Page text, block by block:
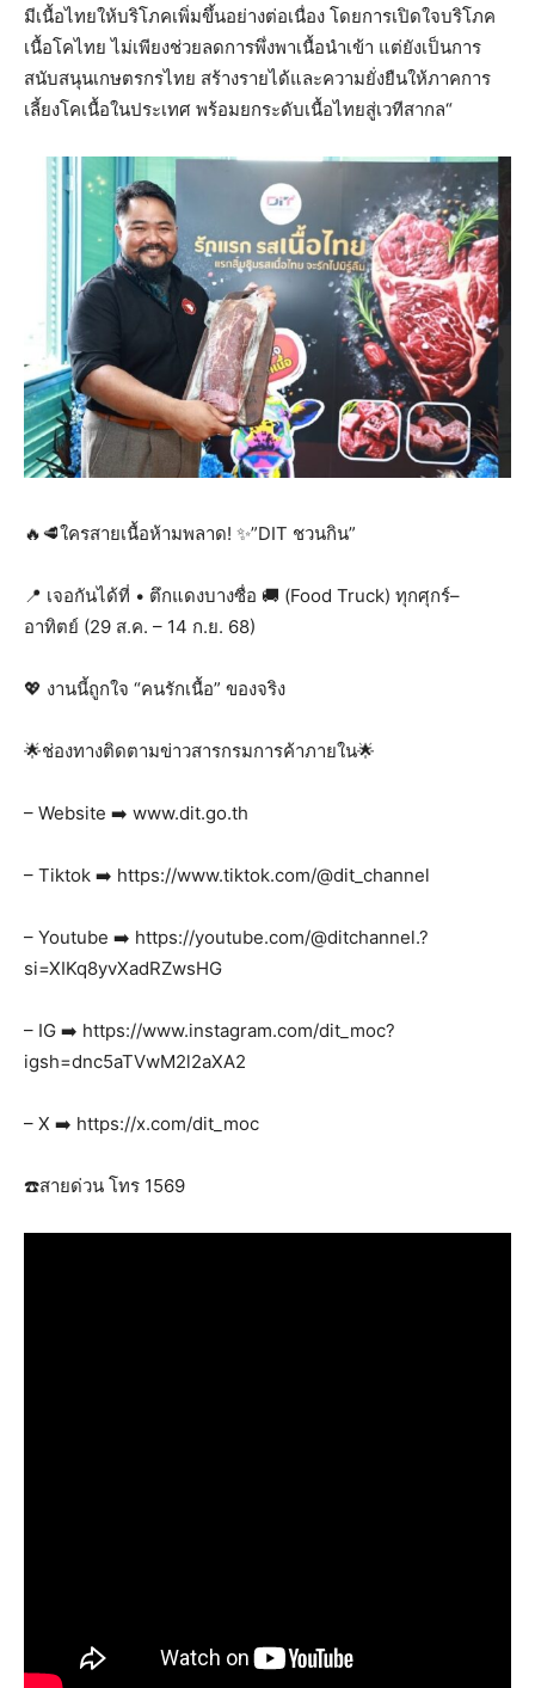
มีเนื้อไทยให้บริโภคเพิ่มขึ้นอย่างต่อเนื่อง โดยการเปิดใจบริโภค
เนื้อโคไทย ไม่เพียงช่วยลดการพึ่งพาเนื้อนำเข้า แต่ยังเป็นการ
สนับสนุนเกษตรกรไทย สร้างรายได้และความยั่งยืนให้ภาคการ
เลี้ยงโคเนื้อในประเทศ พร้อมยกระดับเนื้อไทยสู่เวทีสากล“
🔥🥩ใครสายเนื้อห้ามพลาด! ✨”DIT ชวนกิน”
📍 เจอกันได้ที่ • ตึกแดงบางซื่อ 🚚 (Food Truck) ทุกศุกร์–
อาทิตย์ (29 ส.ค. – 14 ก.ย. 68)
💖 งานนี้ถูกใจ “คนรักเนื้อ” ของจริง
🌟ช่องทางติดตามข่าวสารกรมการค้าภายใน🌟
– Website ➡️ www.dit.go.th
– Tiktok ➡️ https://www.tiktok.com/@dit_channel
– Youtube ➡️ https://youtube.com/@ditchannel.?
si=XIKq8yvXadRZwsHG
– IG ➡️ https://www.instagram.com/dit_moc?
igsh=dnc5aTVwM2l2aXA2
– X ➡️ https://x.com/dit_moc
☎️สายด่วน โทร 1569